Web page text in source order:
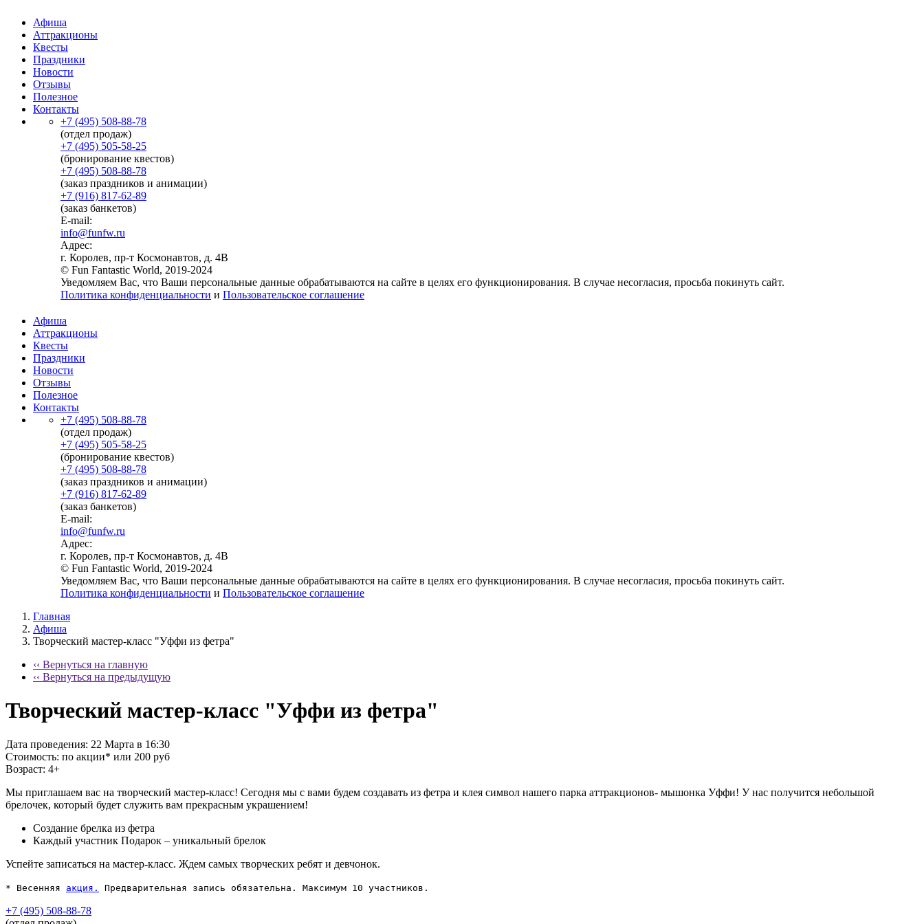
Афиша
Аттракционы
Квесты
Праздники
Новости
Отзывы
Полезное
Контакты
+7 (495) 508-88-78
(отдел продаж)
+7 (495) 505-58-25
(бронирование квестов)
+7 (495) 508-88-78
(заказ праздников и анимации)
+7 (916) 817-62-89
(заказ банкетов)
E-mail:
info@funfw.ru
Адрес:
г. Королев, пр-т Космонавтов, д. 4В
© Fun Fantastic World, 2019-2024
Уведомляем Вас, что Ваши персональные данные обрабатываются на сайте в целях его функционирования. В случае несогласия, просьба покинуть сайт.
Политика конфиденциальности и Пользовательское соглашение
Афиша
Аттракционы
Квесты
Праздники
Новости
Отзывы
Полезное
Контакты
+7 (495) 508-88-78
(отдел продаж)
+7 (495) 505-58-25
(бронирование квестов)
+7 (495) 508-88-78
(заказ праздников и анимации)
+7 (916) 817-62-89
(заказ банкетов)
E-mail:
info@funfw.ru
Адрес:
г. Королев, пр-т Космонавтов, д. 4В
© Fun Fantastic World, 2019-2024
Уведомляем Вас, что Ваши персональные данные обрабатываются на сайте в целях его функционирования. В случае несогласия, просьба покинуть сайт.
Политика конфиденциальности и Пользовательское соглашение
Главная
Афиша
Творческий мастер-класс "Уффи из фетра"
‹‹ Вернуться на главную
‹‹ Вернуться на предыдущую
Творческий мастер-класс "Уффи из фетра"
Дата проведения: 22 Марта в 16:30
Стоимость: по акции* или 200 руб
Возраст: 4+
Мы приглашаем вас на творческий мастер-класс! Сегодня мы с вами будем создавать из фетра и клея символ нашего парка аттракционов- мышонка Уффи! У нас получится небольшой
брелочек, который будет служить вам прекрасным украшением!
Создание брелка из фетра
Каждый участник Подарок – уникальный брелок
Успейте записаться на мастер-класс. Ждем самых творческих ребят и девчонок.
* Весенняя акция. Предварительная запись обязательна. Максимум 10 участников.
+7 (495) 508-88-78